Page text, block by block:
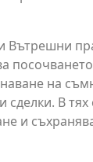
Вътрешни
на
сделки. В тях
и